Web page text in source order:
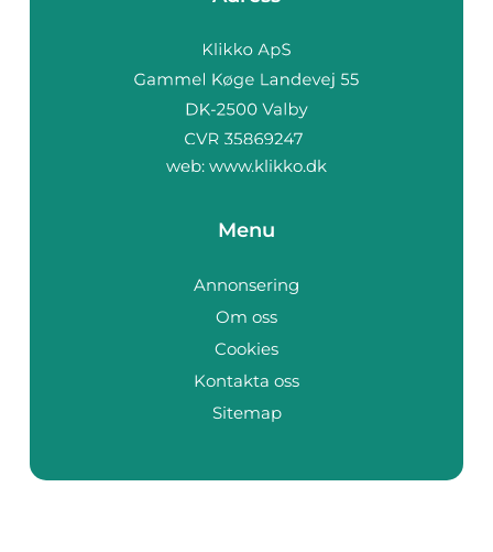
web: www.klikko.dk
Menu
Annonsering
Om oss
Cookies
Kontakta oss
Sitemap